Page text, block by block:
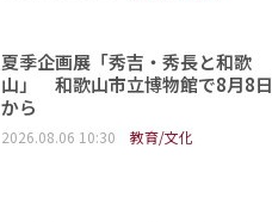
夏季企画展「秀吉・秀長と和歌
山」 和歌山市立博物館で8月8日
から
2026.08.06 10:30 教育/文化